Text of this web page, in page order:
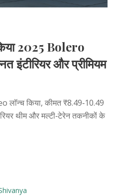
2025 Bolero
इंटीरियर और प्रीमियम
किया, कीमत ₹8.49‑10.49
थीम और मल्टी‑टेरेन तकनीकों के